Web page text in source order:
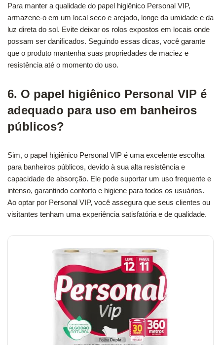
Para manter a qualidade do papel higiênico Personal VIP,
armazene-o em um local seco e arejado, longe da umidade e da
luz direta do sol. Evite deixar os rolos expostos em locais onde
possam ser danificados. Seguindo essas dicas, você garante
que o produto mantenha suas propriedades de maciez e
resistência até o momento do uso.
6. O papel higiênico Personal VIP é
adequado para uso em banheiros
públicos?
Sim, o papel higiênico Personal VIP é uma excelente escolha
para banheiros públicos, devido à sua alta resistência e
capacidade de absorção. Ele pode suportar um uso frequente e
intenso, garantindo conforto e higiene para todos os usuários.
Ao optar por Personal VIP, você assegura que seus clientes ou
visitantes tenham uma experiência satisfatória e de qualidade.